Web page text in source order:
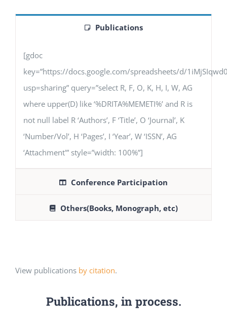
Publications
[gdoc
key=”https://docs.google.com/spreadsheets/d/
usp=sharing” query=”select R, F, O, K, H, I, W, AG
where upper(D) like ‘%DRITA%MEMETI%’ and R is
not null label R ‘Authors’, F ‘Title’, O ‘Journal’, K
‘Number/Vol’, H ‘Pages’, I ‘Year’, W ‘ISSN’, AG
‘Attachment'” style=”width: 100%”]
Conference Participation
Others(Books, Monograph, etc)
View publications by citation.
Publications, in process.